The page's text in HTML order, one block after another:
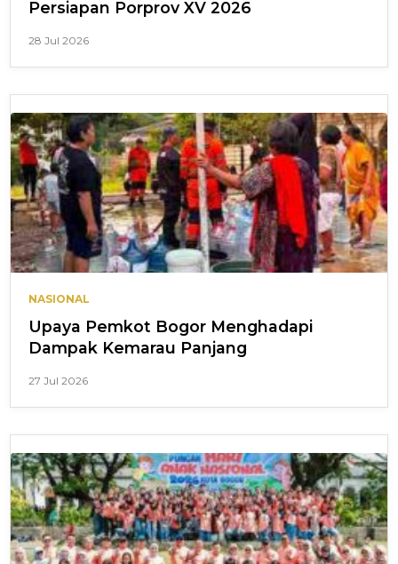
Persiapan Porprov XV 2026
28 Jul 2026
NASIONAL
Upaya Pemkot Bogor Menghadapi
Dampak Kemarau Panjang
27 Jul 2026